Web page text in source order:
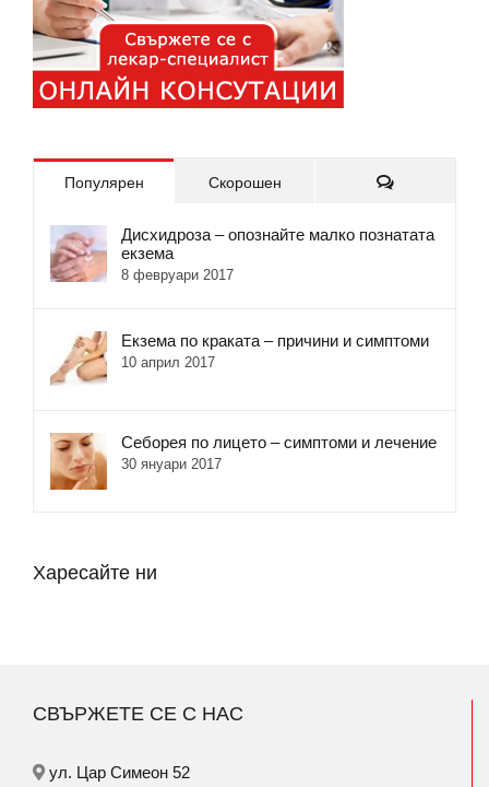
Популярен Скорошен Коментари
Дисхидроза – опознайте малко познатата
екзема
8 февруари 2017
Екзема по краката – причини и симптоми
10 април 2017
Себорея по лицето – симптоми и лечение
30 януари 2017
Харесайте ни
СВЪРЖЕТЕ СЕ С НАС
ул. Цар Симеон 52